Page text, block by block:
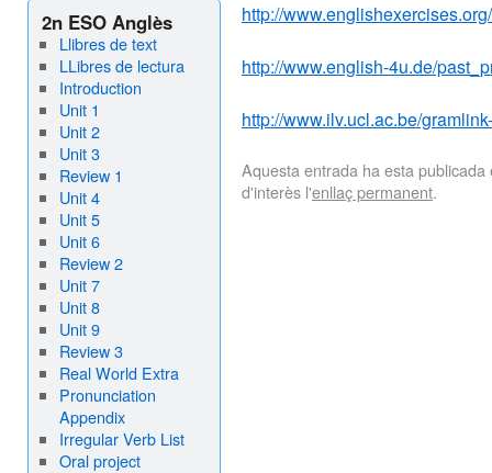
2n ESO Anglès
Llibres de text
LLibres de lectura
Introduction
Unit 1
Unit 2
Unit 3
Review 1
Unit 4
Unit 5
Unit 6
Review 2
Unit 7
Unit 8
Unit 9
Review 3
Real World Extra
Pronunciation
Appendix
Irregular Verb List
Oral project
http://
http://www.english-4u.de/
http://www.ilv.ucl.ac.be/
Aquesta entrada ha esta
d'interès l'enllaç permanent.